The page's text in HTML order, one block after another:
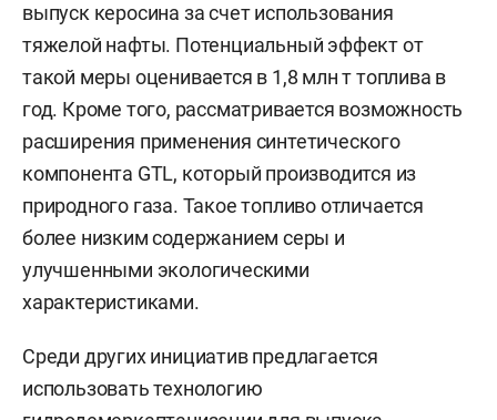
выпуск керосина за счет использования
тяжелой нафты. Потенциальный эффект от
такой меры оценивается в 1,8 млн т топлива в
год. Кроме того, рассматривается возможность
расширения применения синтетического
компонента GTL, который производится из
природного газа. Такое топливо отличается
более низким содержанием серы и
улучшенными экологическими
характеристиками.
Среди других инициатив предлагается
использовать технологию